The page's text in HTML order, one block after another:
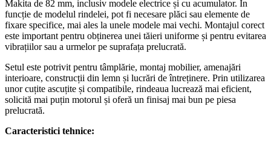
Makita de 82 mm, inclusiv modele electrice și cu acumulator. În
funcție de modelul rindelei, pot fi necesare plăci sau elemente de
fixare specifice, mai ales la unele modele mai vechi. Montajul corect
este important pentru obținerea unei tăieri uniforme și pentru evitarea
vibrațiilor sau a urmelor pe suprafața prelucrată.
Setul este potrivit pentru tâmplărie, montaj mobilier, amenajări
interioare, construcții din lemn și lucrări de întreținere. Prin utilizarea
unor cuțite ascuțite și compatibile, rindeaua lucrează mai eficient,
solicită mai puțin motorul și oferă un finisaj mai bun pe piesa
prelucrată.
Caracteristici tehnice: